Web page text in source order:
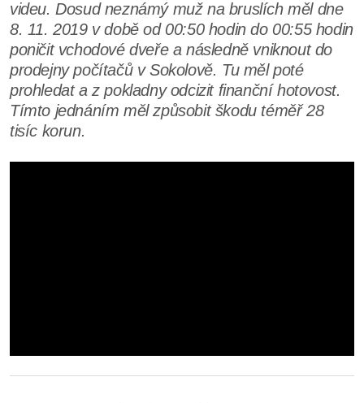
videu. Dosud neznámý muž na bruslích měl dne
8. 11. 2019 v době od 00:50 hodin do 00:55 hodin
poničit vchodové dveře a následně vniknout do
prodejny počítačů v Sokolově. Tu měl poté
prohledat a z pokladny odcizit finanční hotovost.
Tímto jednáním měl způsobit škodu téměř 28
tisíc korun.